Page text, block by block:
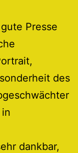
Presse
des
dankbar,